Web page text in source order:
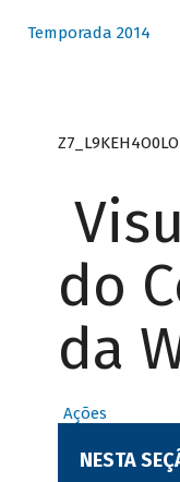
Temporada 2014
do
da
Ações
NESTA